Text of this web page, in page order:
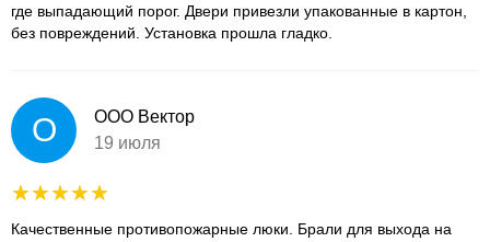
где выпадающий порог. Двери привезли упакованные в картон,
без повреждений. Установка прошла гладко.
О
ООО Вектор
19 июля
Качественные противопожарные люки. Брали для выхода на